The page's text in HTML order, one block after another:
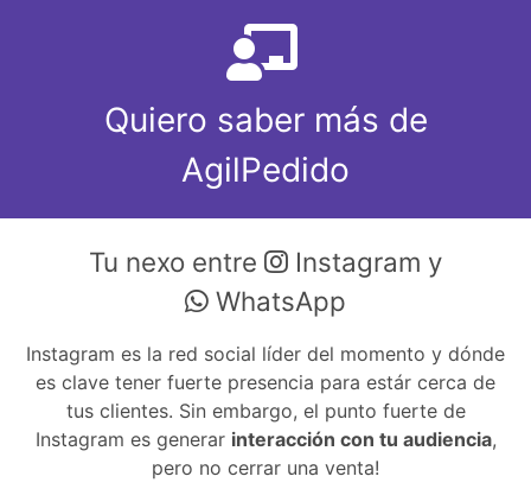
Quiero saber más de
AgilPedido
Tu nexo entre
Instagram y
WhatsApp
Instagram es la red social líder del momento y dónde
es clave tener fuerte presencia para estár cerca de
tus clientes. Sin embargo, el punto fuerte de
Instagram es generar interacción con tu audiencia,
pero no cerrar una venta!